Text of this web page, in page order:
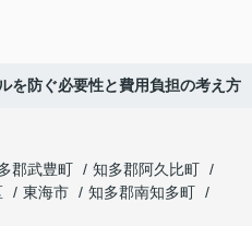
を防ぐ必要性と費用負担の考え方
郡武豊町
知多郡阿久比町
東海市
知多郡南知多町